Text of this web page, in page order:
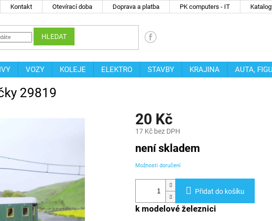
Kontakt Otevírací doba Doprava a platba PK computers - IT
HLEDAT
VOZY KOLEJE ELEKTRO STAVBY KRAJINA AUTA,
29819
20 Kč
17 Kč bez DPH
cena:
není skladem
Možnosti doručení
Přidat do košíku
k modelové železnici